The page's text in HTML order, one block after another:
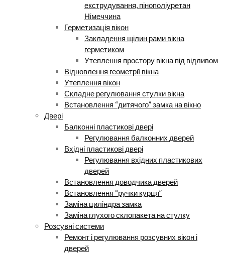
екструдування, пінополіуретан
Німеччина
Герметизація вікон
Закладення щілин рами вікна
герметиком
Утеплення простору вікна під відливом
Відновлення геометрії вікна
Утеплення вікон
Складне регулювання стулки вікна
Встановлення “дитячого” замка на вікно
Двері
Балконні пластикові двері
Регулювання балконних дверей
Вхідні пластикові двері
Регулювання вхідних пластикових
дверей
Встановлення доводчика дверей
Встановлення “ручки курця”
Заміна циліндра замка
Заміна глухого склопакета на стулку
Розсувні системи
Ремонт і регулювання розсувних вікон і
дверей